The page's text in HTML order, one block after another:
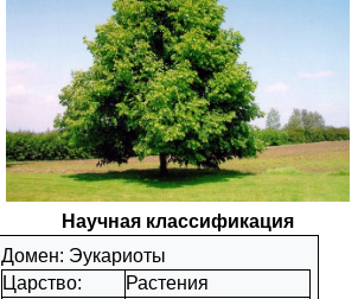
Научная классификация
Домен: Эукариоты
Царство:
Растения